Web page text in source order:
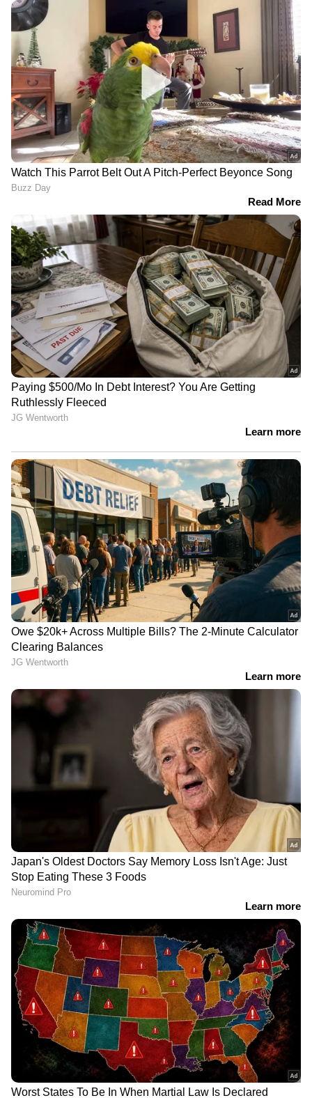
LATEST VIDEOS
ഷിജിനെ കാത്ത് കണ്ണീരോടെ
കുടുംബം; മുതലപ്പൊഴിയില്‍
കാണാതായ മത്സ്യത്തൊഴിലാളിയെ
ഒരേ സമയം സ്വർണം കടത്തലും
പൊട്ടിക്കലും,
അകമ്പടിയൊരുക്കാൻ വിശ്വസ്ത
ഗുണ്ടാവലയം! ; അർജുൻ
ആയങ്കിയെ അറിയാം